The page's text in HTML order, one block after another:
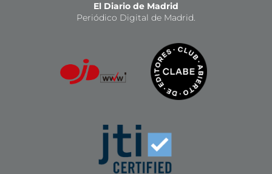
El Diario de Madrid
Periódico Digital de Madrid.